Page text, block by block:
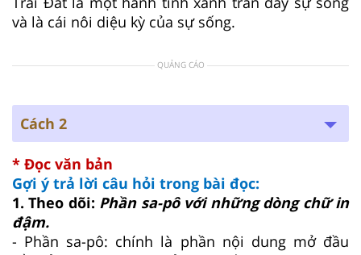
và là cái nôi diệu kỳ của sự sống.
QUẢNG CÁO
Cách 2
* Đọc văn bản
Gợi ý trả lời câu hỏi trong bài đọc:
1. Theo dõi: Phần sa-pô với những dòng chữ in
đậm.
- Phần sa-pô: chính là phần nội dung mở đầu